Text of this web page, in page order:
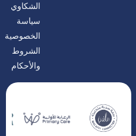
الشكاوي
سياسة
الخصوصية
الشروط
والأحكام